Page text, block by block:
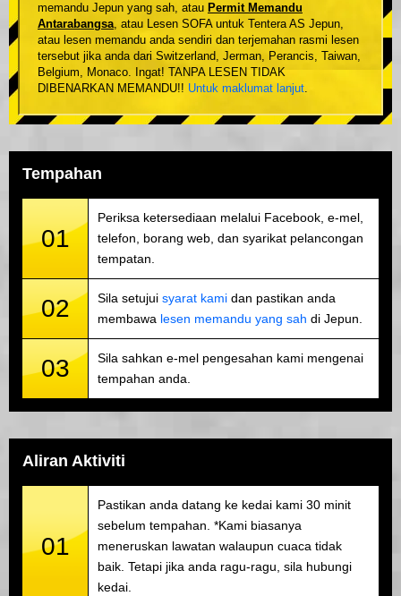
memandu Jepun yang sah, atau Permit Memandu
Antarabangsa, atau Lesen SOFA untuk Tentera AS Jepun,
atau lesen memandu anda sendiri dan terjemahan rasmi lesen
tersebut jika anda dari Switzerland, Jerman, Perancis, Taiwan,
Belgium, Monaco. Ingat! TANPA LESEN TIDAK
DIBENARKAN MEMANDU!! Untuk maklumat lanjut.
Tempahan
01
Periksa ketersediaan melalui Facebook, e-mel,
telefon, borang web, dan syarikat pelancongan
tempatan.
02 Sila setujui syarat kami dan pastikan anda
membawa lesen memandu yang sah di Jepun.
03
Sila sahkan e-mel pengesahan kami mengenai
tempahan anda.
Aliran Aktiviti
01
Pastikan anda datang ke kedai kami 30 minit
sebelum tempahan. *Kami biasanya
meneruskan lawatan walaupun cuaca tidak
baik. Tetapi jika anda ragu-ragu, sila hubungi
kedai.